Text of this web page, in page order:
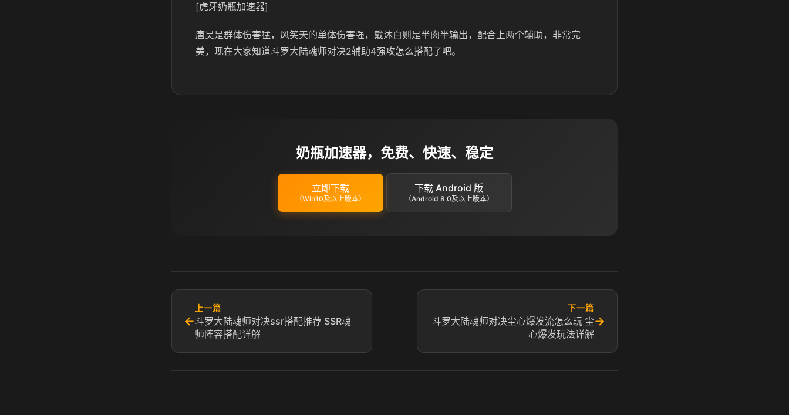
[虎牙奶瓶加速器]
唐昊是群体伤害猛，风笑天的单体伤害强，戴沐白则是半肉半输出，配合上两个辅助，非常完
美，现在大家知道斗罗大陆魂师对决2辅助4强攻怎么搭配了吧。
奶瓶加速器，免费、快速、稳定
立即下载
（Win10及以上版本）
下载 Android 版
（Android 8.0及以上版本）
←
上一篇
斗罗大陆魂师对决ssr搭配推荐 SSR魂
师阵容搭配详解
下一篇
斗罗大陆魂师对决尘心爆发流怎么玩 尘
心爆发玩法详解
→